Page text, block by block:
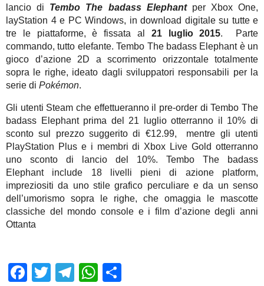
lancio di Tembo The badass Elephant
per Xbox One,
layStation 4 e PC Windows, in download digitale su tutte e
tre le piattaforme, è fissata al 21 luglio 2015. Parte
commando, tutto elefante. Tembo The badass Elephant è un
gioco d’azione 2D a scorrimento orizzontale totalmente
sopra le righe, ideato dagli sviluppatori responsabili per la
serie di Pokémon.
Gli utenti Steam che effettueranno il pre-order di Tembo The
badass Elephant prima del 21 luglio otterranno il 10% di
sconto sul prezzo suggerito di €12.99, mentre gli utenti
PlayStation Plus e i membri di Xbox Live Gold otterranno
uno sconto di lancio del 10%. Tembo The badass
Elephant
include 18 livelli pieni di azione platform,
impreziositi da uno stile grafico perculiare e da un senso
dell’umorismo sopra le righe, che omaggia le mascotte
classiche del mondo console e i film d’azione degli anni
Ottanta
Facebook
TwitterTelegram
WhatsApp